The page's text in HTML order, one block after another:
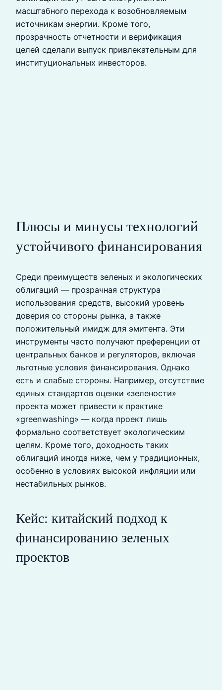
масштабного перехода к возобновляемым
источникам энергии. Кроме того,
прозрачность отчетности и верификация
целей сделали выпуск привлекательным для
институциональных инвесторов.
Плюсы и минусы технологий
устойчивого финансирования
Среди преимуществ зеленых и экологических
облигаций — прозрачная структура
использования средств, высокий уровень
доверия со стороны рынка, а также
положительный имидж для эмитента. Эти
инструменты часто получают преференции от
центральных банков и регуляторов, включая
льготные условия финансирования. Однако
есть и слабые стороны. Например, отсутствие
единых стандартов оценки «зелености»
проекта может привести к практике
«greenwashing» — когда проект лишь
формально соответствует экологическим
целям. Кроме того, доходность таких
облигаций иногда ниже, чем у традиционных,
особенно в условиях высокой инфляции или
нестабильных рынков.
Кейс: китайский подход к
финансированию зеленых
проектов